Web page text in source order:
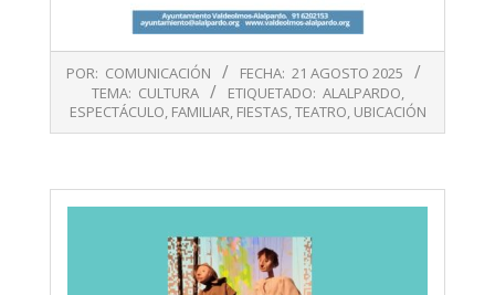
08-
POR: COMUNICACIÓN FECHA: 21 AGOSTO 2025
TEMA: CULTURA ETIQUETADO: ALALPARDO,
ESPECTÁCULO, FAMILIAR, FIESTAS,TEATRO, UBICACIÓN